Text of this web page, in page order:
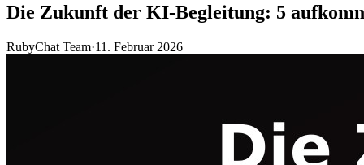
Die Zukunft der KI-Begleitung: 5
RubyChat Team·11. Februar 2026